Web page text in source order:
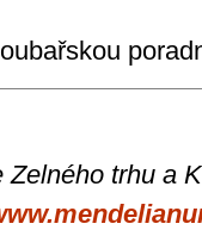
trhu a